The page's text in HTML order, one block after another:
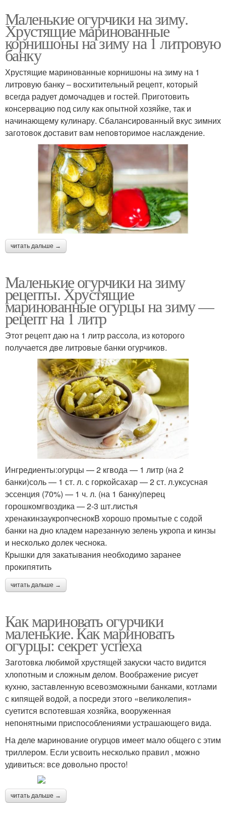
Маленькие огурчики на зиму.
Хрустящие маринованные
корнишоны на зиму на 1 литровую
банку
Хрустящие маринованные корнишоны на зиму на 1
литровую банку – восхитительный рецепт, который
всегда радует домочадцев и гостей. Приготовить
консервацию под силу как опытной хозяйке, так и
начинающему кулинару. Сбалансированный вкус зимних
заготовок доставит вам неповторимое наслаждение.
читать дальше →
Маленькие огурчики на зиму
рецепты. Хрустящие
маринованные огурцы на зиму —
рецепт на 1 литр
Этот рецепт даю на 1 литр рассола, из которого
получается две литровые банки огурчиков.
Ингредиенты:огурцы — 2 кгвода — 1 литр (на 2
банки)соль — 1 ст. л. с горкойсахар — 2 ст. л.уксусная
эссенция (70%) — 1 ч. л. (на 1 банку)перец
горошкомгвоздика — 2-3 шт.листья
хренакинзаукропчеснокВ хорошо промытые с содой
банки на дно кладем нарезанную зелень укропа и кинзы
и несколько долек чеснока.
Крышки для закатывания необходимо заранее
прокипятить
читать дальше →
Как мариновать огурчики
маленькие. Как мариновать
огурцы: секрет успеха
Заготовка любимой хрустящей закуски часто видится
хлопотным и сложным делом. Воображение рисует
кухню, заставленную всевозможными банками, котлами
с кипящей водой, а посреди этого «великолепия»
суетится вспотевшая хозяйка, вооруженная
непонятными приспособлениями устрашающего вида.
На деле маринование огурцов имеет мало общего с этим
триллером. Если усвоить несколько правил , можно
удивиться: все довольно просто!
читать дальше →